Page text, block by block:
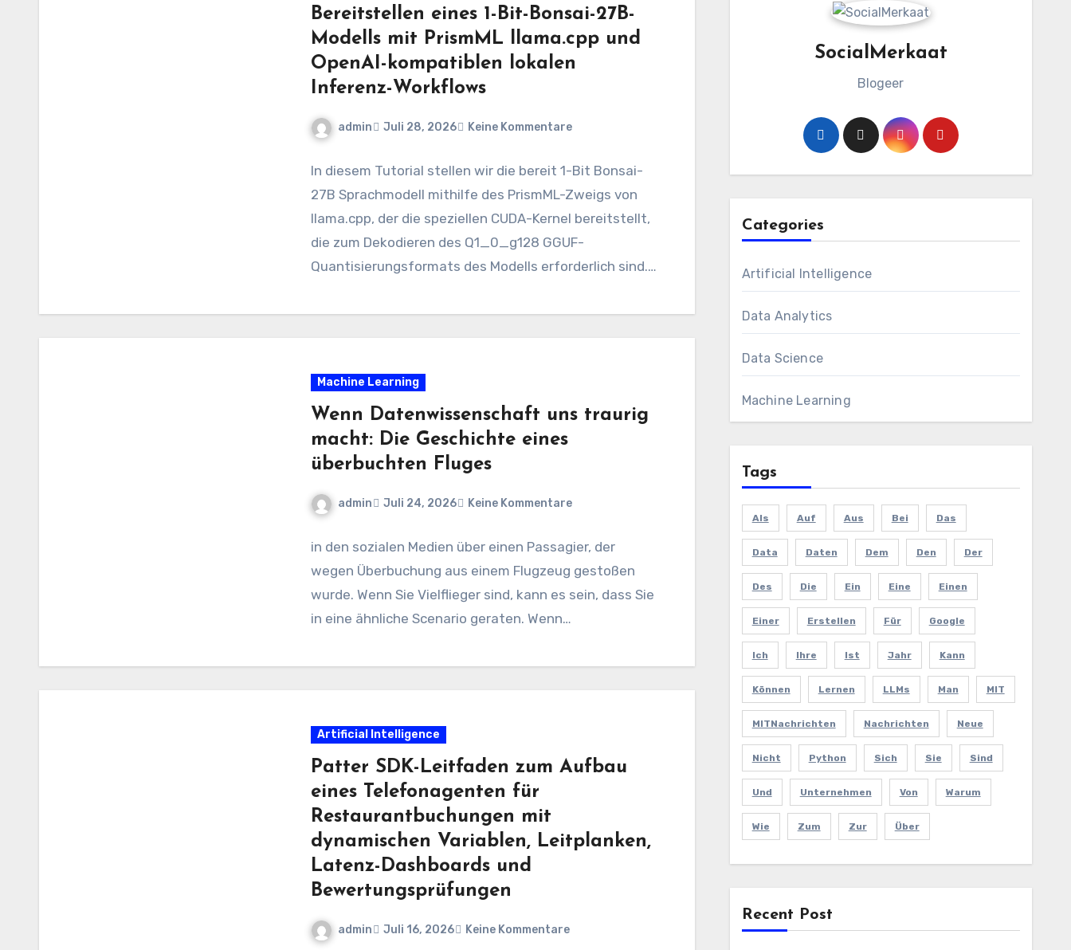
Bereitstellen eines 1-Bit-Bonsai-27B-
Modells mit PrismML llama.cpp und
OpenAI-kompatiblen lokalen
Inferenz-Workflows
admin Juli 28, 2026 Keine Kommentare
In diesem Tutorial stellen wir die bereit 1-Bit Bonsai-
27B Sprachmodell mithilfe des PrismML-Zweigs von
llama.cpp, der die speziellen CUDA-Kernel bereitstellt,
die zum Dekodieren des Q1_0_g128 GGUF-
Quantisierungsformats des Modells erforderlich sind.…
Machine Learning
Wenn Datenwissenschaft uns traurig
macht: Die Geschichte eines
überbuchten Fluges
admin Juli 24, 2026 Keine Kommentare
in den sozialen Medien über einen Passagier, der
wegen Überbuchung aus einem Flugzeug gestoßen
wurde. Wenn Sie Vielflieger sind, kann es sein, dass Sie
in eine ähnliche Scenario geraten. Wenn…
Artificial Intelligence
Patter SDK-Leitfaden zum Aufbau
eines Telefonagenten für
Restaurantbuchungen mit
dynamischen Variablen, Leitplanken,
Latenz-Dashboards und
Bewertungsprüfungen
admin Juli 16, 2026 Keine Kommentare
SocialMerkaat
Blogeer
Categories
Artificial Intelligence
Data Analytics
Data Science
Machine Learning
Tags
Als Auf Aus Bei Das
Data Daten Dem Den Der
Des Die Ein Eine Einen
Einer Erstellen Für Google
Ich Ihre Ist Jahr Kann
Können Lernen LLMs Man MIT
MITNachrichten Nachrichten Neue
Nicht Python Sich Sie Sind
Und Unternehmen Von Warum
Wie Zum Zur Über
Recent Post